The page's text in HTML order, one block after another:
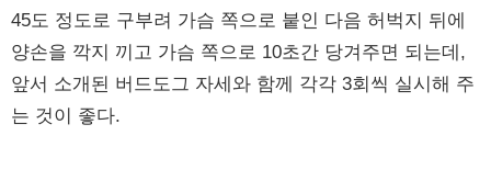
45도 정도로 구부려 가슴 쪽으로 붙인 다음 허벅지 뒤에
양손을 깍지 끼고 가슴 쪽으로 10초간 당겨주면 되는데,
앞서 소개된 버드도그 자세와 함께 각각 3회씩 실시해 주
는 것이 좋다.